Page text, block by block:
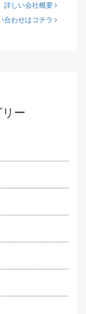
詳しい会社概要
合わせはコチラ
ー